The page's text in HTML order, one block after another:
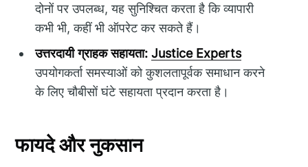
दोनों पर उपलब्ध, यह सुनिश्चित करता है कि व्यापारी
कभी भी, कहीं भी ऑपरेट कर सकते हैं।
उत्तरदायी ग्राहक सहायता: Justice Experts
उपयोगकर्ता समस्याओं को कुशलतापूर्वक समाधान करने
के लिए चौबीसों घंटे सहायता प्रदान करता है।
फायदे और नुकसान